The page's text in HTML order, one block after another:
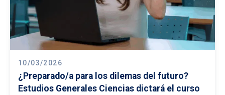
10/03/2026
¿Preparado/a para los dilemas del futuro?
Estudios Generales Ciencias dictará el curso